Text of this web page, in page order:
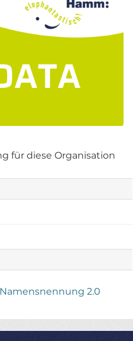
für diese Organisation
2.0